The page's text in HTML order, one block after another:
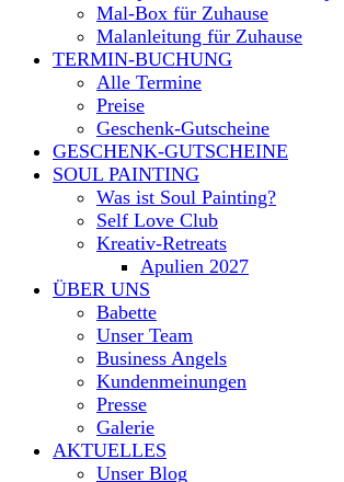
Mal-Box für Zuhause
Malanleitung für Zuhause
TERMIN-BUCHUNG
Alle Termine
Preise
Geschenk-Gutscheine
GESCHENK-GUTSCHEINE
SOUL PAINTING
Was ist Soul Painting?
Self Love Club
Kreativ-Retreats
Apulien 2027
ÜBER UNS
Babette
Unser Team
Business Angels
Kundenmeinungen
Presse
Galerie
AKTUELLES
Unser Blog